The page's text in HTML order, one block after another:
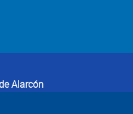
Alarcón
de Alarcón (Madrid)